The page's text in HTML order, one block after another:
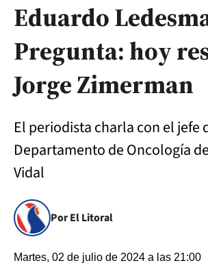
Eduardo
Pregunta: hoy
Jorge Zimerman
El periodista charla con el jefe
Departamento de Oncología
Vidal
Por El Litoral
Martes, 02 de julio de 2024 a las 21:00